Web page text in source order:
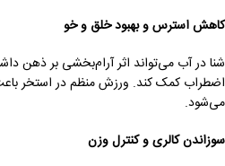
کاهش استرس و بهبود خلق و خو
شنا در آب می‌تواند اثر آرام‌بخشی بر ذهن
اضطراب کمک کند. ورزش منظم در استخر
می‌شود.
سوزاندن کالری و کنترل وزن